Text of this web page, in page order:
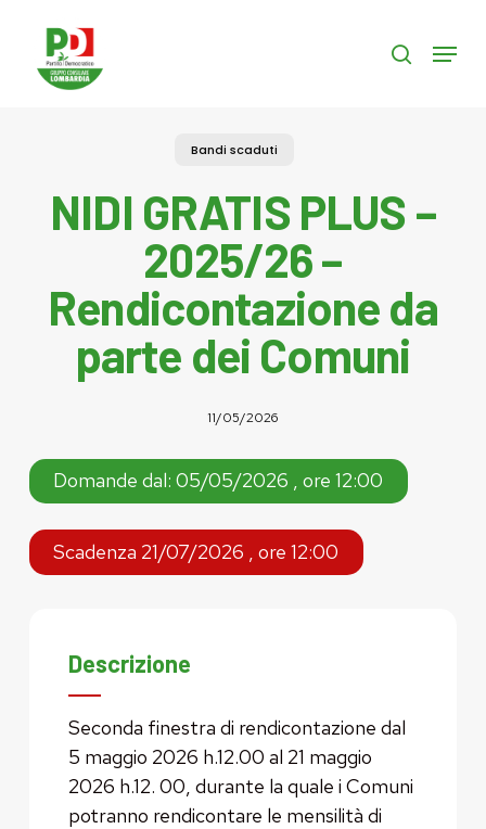
content
search
Menu
Bandi scaduti
NIDI GRATIS PLUS –
2025/26 –
Rendicontazione da
parte dei Comuni
11/05/2026
Domande dal: 05/05/2026 , ore 12:00
Scadenza 21/07/2026 , ore 12:00
Descrizione
Seconda finestra di rendicontazione dal
5 maggio 2026 h.12.00 al 21 maggio
2026 h.12. 00, durante la quale i Comuni
potranno rendicontare le mensilità di